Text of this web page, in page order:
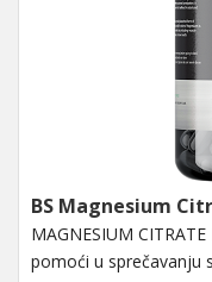
BS Magnesium
MAGNESIUM
pomoći u sprečavanju